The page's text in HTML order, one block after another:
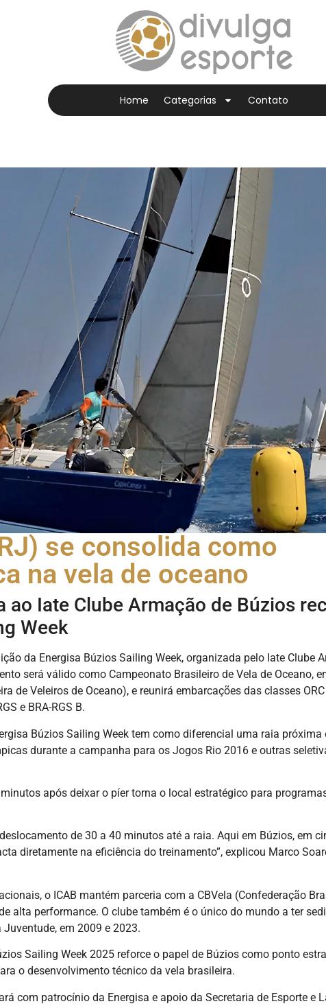
Home Categorias Contato
se consolida como
na vela de oceano
ao Iate Clube Armação de Búzios
Week
da Energisa Búzios Sailing Week, organizada pelo Iate Clube
será válido como Campeonato Brasileiro de Vela de Oceano,
de Veleiros de Oceano), e reunirá embarcações das classes ORC
e BRA-RGS B.
Búzios Sailing Week tem como diferencial uma raia próxima
durante a campanha para os Jogos Rio 2016 e outras
após deixar o píer torna o local estratégico para
de 30 a 40 minutos até a raia. Aqui em Búzios, em
diretamente na eficiência do treinamento”, explicou Marco
o ICAB mantém parceria com a CBVela (Confederação
alta performance. O clube também é o único do mundo a ter
em 2009 e 2023.
Sailing Week 2025 reforce o papel de Búzios como ponto
o desenvolvimento técnico da vela brasileira.
com patrocínio da Energisa e apoio da Secretaria de Esporte e